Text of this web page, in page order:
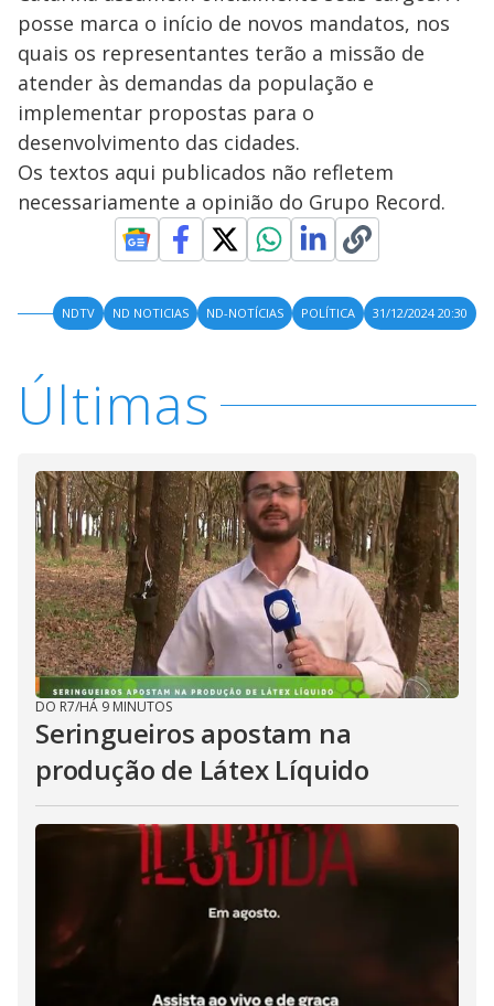
posse marca o início de novos mandatos, nos
quais os representantes terão a missão de
atender às demandas da população e
implementar propostas para o
desenvolvimento das cidades.
Os textos aqui publicados não refletem
necessariamente a opinião do Grupo Record.
NDTV ND NOTICIAS ND-NOTÍCIAS POLÍTICA 31/12/2024 20:30
Últimas
DO R7/HÁ 9 MINUTOS
Seringueiros apostam na
produção de Látex Líquido